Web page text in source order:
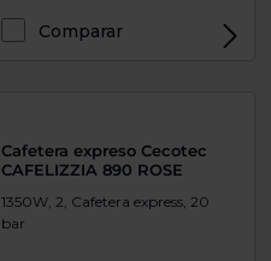
Comparar
Cafetera expreso Cecotec
CAFELIZZIA 890 ROSE
1350W, 2, Cafetera express, 20
bar